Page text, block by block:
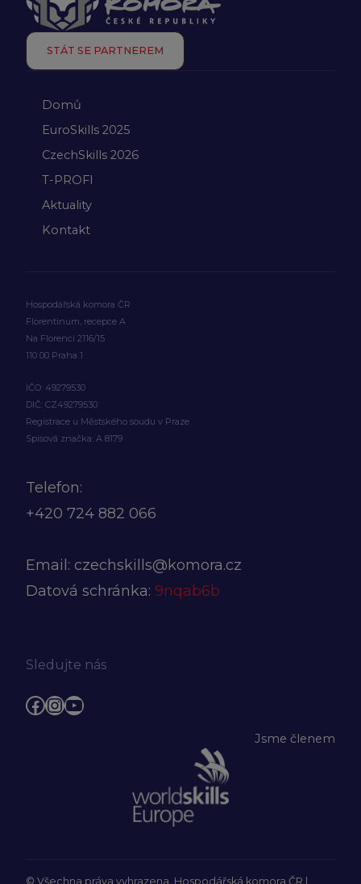
STÁT SE PARTNEREM
Domů
EuroSkills 2025
CzechSkills 2026
T-PROFI
Aktuality
Kontakt
Hospodářská komora ČR
Florentinum, recepce A
Na Florenci 2116/15
110 00 Praha 1
IČO: 49279530
DIČ: CZ49279530
Registrace u Městského soudu v Praze
Spisová značka: A 8179
Telefon:
+420 724 882 066
Email: czechskills@komora.cz
Datová schránka: 9nqab6b
Sledujte nás
Facebook
Instagram
YouTube
Jsme členem
© Všechna práva vyhrazena, Hospodářská komora ČR |